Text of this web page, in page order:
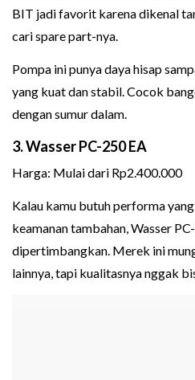
BIT jadi favorit karena dikenal
cari spare part-nya.
Pompa ini punya daya hisap
yang kuat dan stabil. Cocok
dengan sumur dalam.
3. Wasser PC-250 EA
Harga: Mulai dari Rp2.400.000
Kalau kamu butuh performa
keamanan tambahan, Wasser
dipertimbangkan. Merek ini
lainnya, tapi kualitasnya nggak